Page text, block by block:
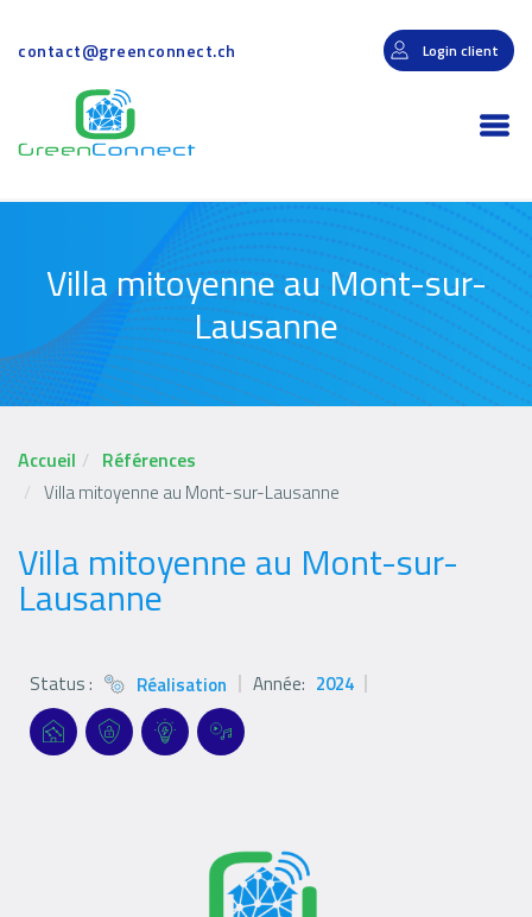
contenu
contact@greenconnect.ch Login client
Villa mitoyenne au Mont-sur-
Lausanne
Accueil Références
Villa mitoyenne au Mont-sur-Lausanne
Villa mitoyenne au Mont-sur-
Lausanne
Status : Réalisation
Status
icon
Année: 2024
Références
RéférencesRéférencesRéférencesRéférences